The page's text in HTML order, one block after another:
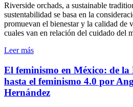
Riverside orchads, a sustainable
sustentabilidad se basa en la
promuevan el bienestar y la calidad de
cuales van en relación del cuidado del
Leer más
El feminismo en México: de
hasta el feminismo 4.0 por
Hernández